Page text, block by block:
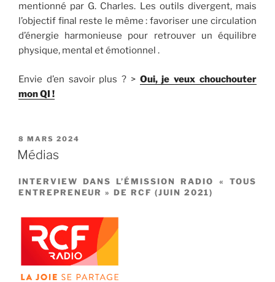
mentionné par G. Charles. Les outils divergent, mais
l’objectif final reste le même : favoriser une circulation
d’énergie harmonieuse pour retrouver un équilibre
physique, mental et émotionnel .
Envie d’en savoir plus ? > Oui, je veux chouchouter
mon QI !
PUBLIÉ
LE
8 MARS 2024
Médias
INTERVIEW DANS L’ÉMISSION RADIO « TOUS
ENTREPRENEUR » DE RCF (JUIN 2021)